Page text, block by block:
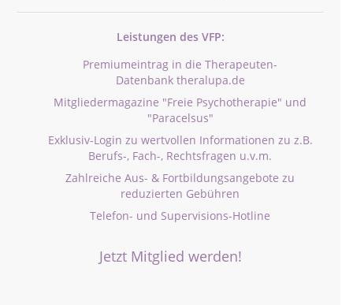
Leistungen des VFP:
Premiumeintrag in die Therapeuten-
Datenbank theralupa.de
Mitgliedermagazine "Freie Psychotherapie" und
"Paracelsus"
Exklusiv-Login zu wertvollen Informationen zu z.B.
Berufs-, Fach-, Rechtsfragen u.v.m.
Zahlreiche Aus- & Fortbildungsangebote zu
reduzierten Gebühren
Telefon- und Supervisions-Hotline
Jetzt Mitglied werden!